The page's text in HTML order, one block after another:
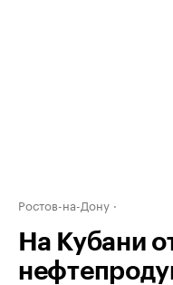
Ростов-на-Дону
На Кубани